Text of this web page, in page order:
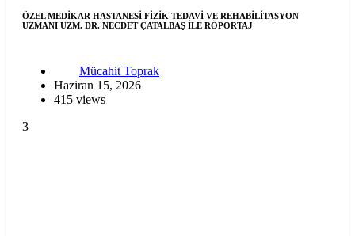
ÖZEL MEDİKAR HASTANESİ FİZİK TEDAVİ VE REHABİLİTASYON
UZMANI UZM. DR. NECDET ÇATALBAŞ İLE RÖPORTAJ
Mücahit Toprak
Haziran 15, 2026
415 views
3